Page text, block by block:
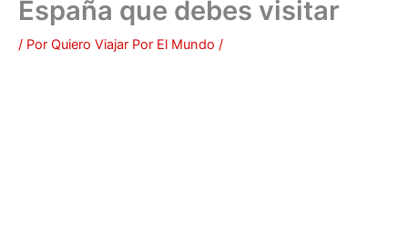
España que debes visitar
/ Por Quiero Viajar Por El Mundo /